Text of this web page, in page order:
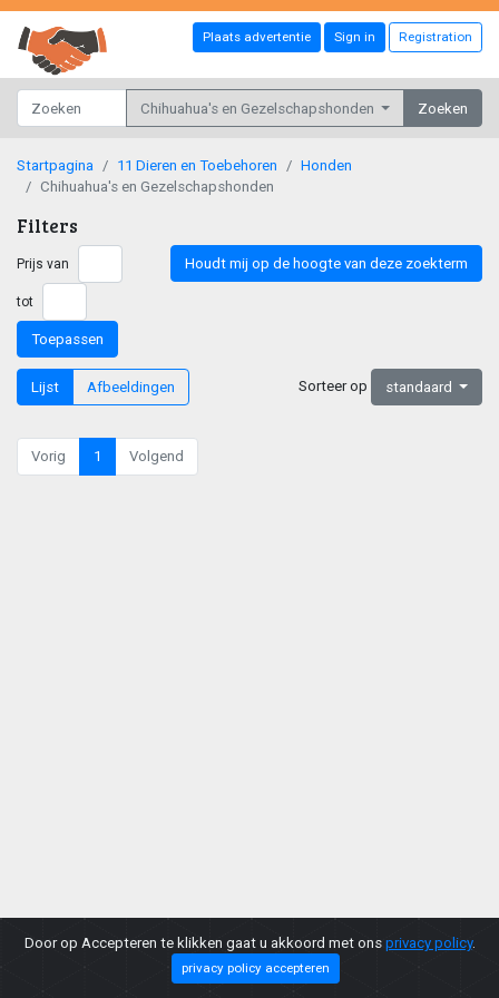
Plaats advertentie Sign in Registration
Chihuahua's en Gezelschapshonden Zoeken
Startpagina 11 Dieren en Toebehoren
Honden
Chihuahua's en Gezelschapshonden
Filters
Houdt mij op de hoogte van deze zoekterm
Prijs van
tot
Toepassen
Lijst Afbeeldingen Sorteer op standaard
Vorig 1 Volgend
Copyright © 2026 |Privacy Policy
Door op Accepteren te klikken gaat u akkoord met ons privacy policy.
privacy policy accepteren